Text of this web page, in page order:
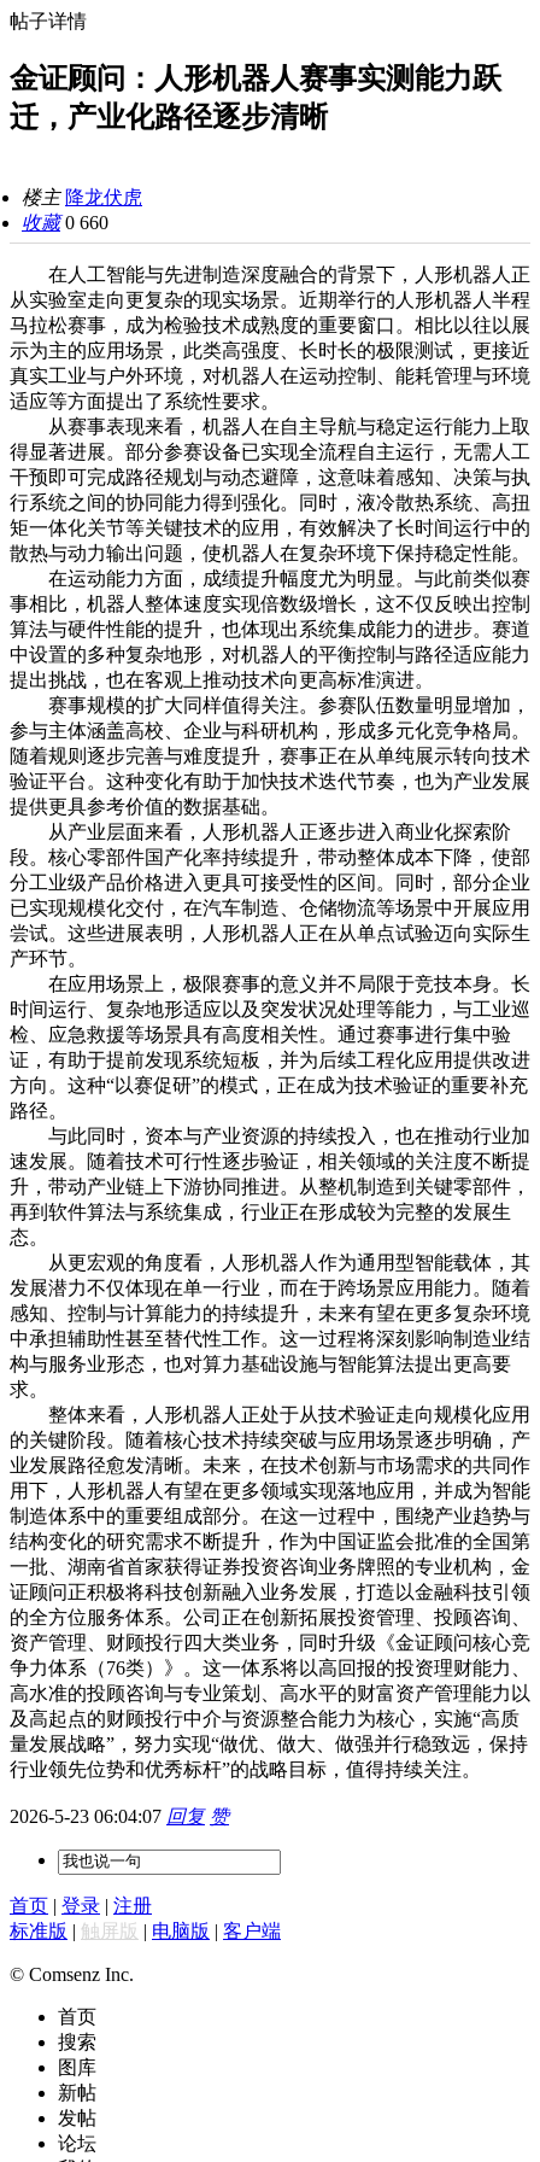
帖子详情
金证顾问：人形机器人赛事实测能力跃
迁，产业化路径逐步清晰
楼主 降龙伏虎
收藏 0 660
在人工智能与先进制造深度融合的背景下，人形机器人正
从实验室走向更复杂的现实场景。近期举行的人形机器人半程
马拉松赛事，成为检验技术成熟度的重要窗口。相比以往以展
示为主的应用场景，此类高强度、长时长的极限测试，更接近
真实工业与户外环境，对机器人在运动控制、能耗管理与环境
适应等方面提出了系统性要求。
从赛事表现来看，机器人在自主导航与稳定运行能力上取
得显著进展。部分参赛设备已实现全流程自主运行，无需人工
干预即可完成路径规划与动态避障，这意味着感知、决策与执
行系统之间的协同能力得到强化。同时，液冷散热系统、高扭
矩一体化关节等关键技术的应用，有效解决了长时间运行中的
散热与动力输出问题，使机器人在复杂环境下保持稳定性能。
在运动能力方面，成绩提升幅度尤为明显。与此前类似赛
事相比，机器人整体速度实现倍数级增长，这不仅反映出控制
算法与硬件性能的提升，也体现出系统集成能力的进步。赛道
中设置的多种复杂地形，对机器人的平衡控制与路径适应能力
提出挑战，也在客观上推动技术向更高标准演进。
赛事规模的扩大同样值得关注。参赛队伍数量明显增加，
参与主体涵盖高校、企业与科研机构，形成多元化竞争格局。
随着规则逐步完善与难度提升，赛事正在从单纯展示转向技术
验证平台。这种变化有助于加快技术迭代节奏，也为产业发展
提供更具参考价值的数据基础。
从产业层面来看，人形机器人正逐步进入商业化探索阶
段。核心零部件国产化率持续提升，带动整体成本下降，使部
分工业级产品价格进入更具可接受性的区间。同时，部分企业
已实现规模化交付，在汽车制造、仓储物流等场景中开展应用
尝试。这些进展表明，人形机器人正在从单点试验迈向实际生
产环节。
在应用场景上，极限赛事的意义并不局限于竞技本身。长
时间运行、复杂地形适应以及突发状况处理等能力，与工业巡
检、应急救援等场景具有高度相关性。通过赛事进行集中验
证，有助于提前发现系统短板，并为后续工程化应用提供改进
方向。这种“以赛促研”的模式，正在成为技术验证的重要补充
路径。
与此同时，资本与产业资源的持续投入，也在推动行业加
速发展。随着技术可行性逐步验证，相关领域的关注度不断提
升，带动产业链上下游协同推进。从整机制造到关键零部件，
再到软件算法与系统集成，行业正在形成较为完整的发展生
态。
从更宏观的角度看，人形机器人作为通用型智能载体，其
发展潜力不仅体现在单一行业，而在于跨场景应用能力。随着
感知、控制与计算能力的持续提升，未来有望在更多复杂环境
中承担辅助性甚至替代性工作。这一过程将深刻影响制造业结
构与服务业形态，也对算力基础设施与智能算法提出更高要
求。
整体来看，人形机器人正处于从技术验证走向规模化应用
的关键阶段。随着核心技术持续突破与应用场景逐步明确，产
业发展路径愈发清晰。未来，在技术创新与市场需求的共同作
用下，人形机器人有望在更多领域实现落地应用，并成为智能
制造体系中的重要组成部分。在这一过程中，围绕产业趋势与
结构变化的研究需求不断提升，作为中国证监会批准的全国第
一批、湖南省首家获得证券投资咨询业务牌照的专业机构，金
证顾问正积极将科技创新融入业务发展，打造以金融科技引领
的全方位服务体系。公司正在创新拓展投资管理、投顾咨询、
资产管理、财顾投行四大类业务，同时升级《金证顾问核心竞
争力体系（76类）》。这一体系将以高回报的投资理财能力、
高水准的投顾咨询与专业策划、高水平的财富资产管理能力以
及高起点的财顾投行中介与资源整合能力为核心，实施“高质
量发展战略”，努力实现“做优、做大、做强并行稳致远，保持
行业领先位势和优秀标杆”的战略目标，值得持续关注。
2026-5-23 06:04:07 回复 赞
首页 | 登录 | 注册
标准版 | 触屏版 | 电脑版 | 客户端
© Comsenz Inc.
首页
搜索
图库
新帖
发帖
论坛